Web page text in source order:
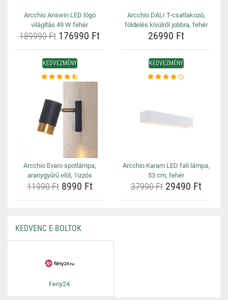
Arcchio Answin LED lógó
világítás 49 W fehér
189990 Ft 176990 Ft
Arcchio DALI T-csatlakozó,
földelés kívülről jobbra, fehér
26990 Ft
KEDVEZMÉNY
Arcchio Evaro spotlámpa,
aranygyűrű elöl, 1izzós
11990 Ft8990 Ft
KEDVEZMÉNY
Arcchio Karam LED fali lámpa,
53 cm, fehér
37990 Ft29490 Ft
KEDVENC E-BOLTOK
Feny24